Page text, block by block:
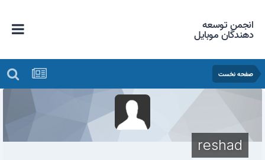
انجمن توسعه
دهندگان موبایل
صفحه نخست
reshad